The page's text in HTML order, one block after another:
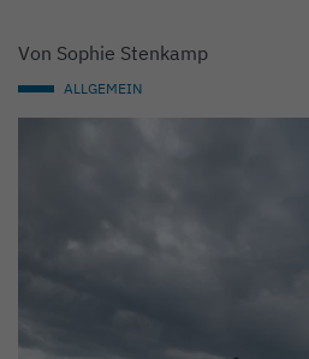
ALLGEMEIN
Von Sophie Stenkamp